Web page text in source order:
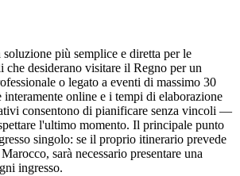
più semplice e diretta per le
che desiderano visitare il Regno per un
o legato a eventi di massimo 30
online e i tempi di elaborazione
consentono di pianificare senza vincoli —
l'ultimo momento. Il principale punto
singolo: se il proprio itinerario prevede
sarà necessario presentare una
ingresso.